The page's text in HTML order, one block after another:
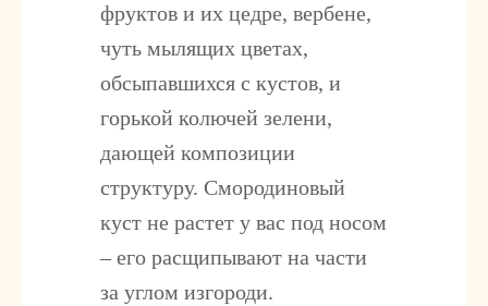
фруктов и их цедре, вербене,
чуть мылящих цветах,
обсыпавшихся с кустов, и
горькой колючей зелени,
дающей композиции
структуру. Смородиновый
куст не растет у вас под носом
– его расщипывают на части
за углом изгороди.